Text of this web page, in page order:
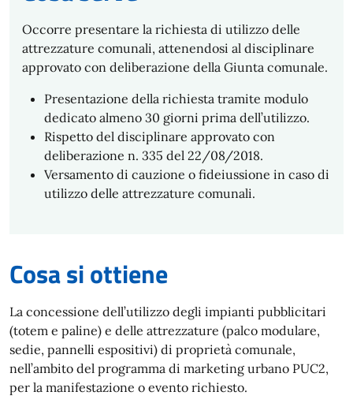
Occorre presentare la richiesta di utilizzo delle
attrezzature comunali, attenendosi al disciplinare
approvato con deliberazione della Giunta comunale.
Presentazione della richiesta tramite modulo
dedicato almeno 30 giorni prima dell’utilizzo.
Rispetto del disciplinare approvato con
deliberazione n. 335 del 22/08/2018.
Versamento di cauzione o fideiussione in caso di
utilizzo delle attrezzature comunali.
Cosa si ottiene
La concessione dell’utilizzo degli impianti pubblicitari
(totem e paline) e delle attrezzature (palco modulare,
sedie, pannelli espositivi) di proprietà comunale,
nell’ambito del programma di marketing urbano PUC2,
per la manifestazione o evento richiesto.